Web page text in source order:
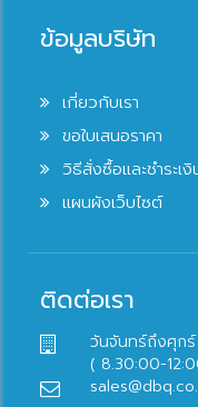
ข้อมูลบริษัท
เกี่ยวกับเรา
ขอใบเสนอราคา
วิธีสั่งซื้อและชำระเงิ
แผนผังเว็บไซต์
ติดต่อเรา
วันจันทร์ถึงศุกร์
( 8.30:00-